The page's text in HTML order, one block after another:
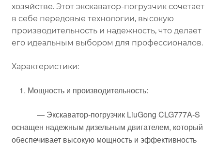
хозяйстве. Этот экскаватор-погрузчик сочетает
в себе передовые технологии, высокую
производительность и надежность, что делает
его идеальным выбором для профессионалов.
Характеристики:
1. Мощность и производительность:
— Экскаватор-погрузчик LiuGong CLG777A-S
оснащен надежным дизельным двигателем, который
обеспечивает высокую мощность и эффективность